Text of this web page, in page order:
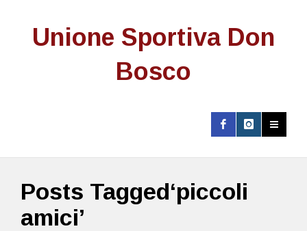
Unione Sportiva Don
Bosco
Posts Tagged‘piccoli
amici’